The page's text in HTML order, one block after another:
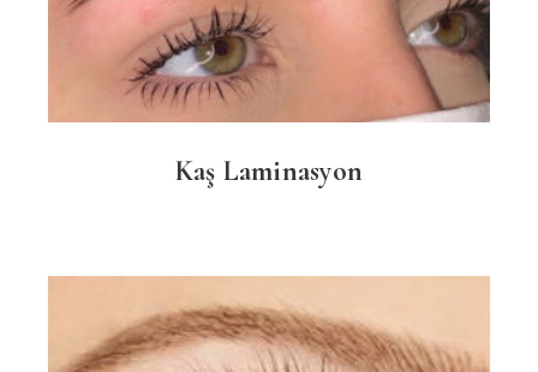
Kaş Laminasyon